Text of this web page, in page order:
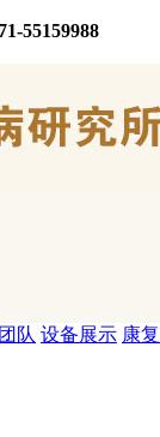
55159988
队 设备展示 康